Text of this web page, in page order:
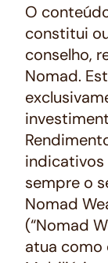
O
constitui
conselho,
Nomad.
indicativos
sempre o
Nomad
(“Nomad
atua como